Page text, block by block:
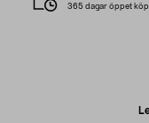
365 dagar öppet köp